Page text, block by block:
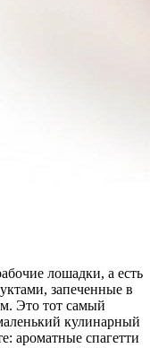
лошадки, а есть
запеченные в
Это тот самый
кулинарный
ароматные спагетти